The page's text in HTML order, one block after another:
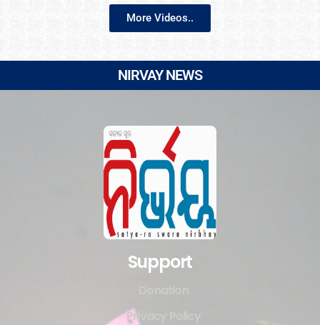
More Videos..
NIRVAY NEWS
Support
Privacy Policy